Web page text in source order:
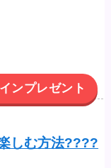
ンプレゼント
しむ方法????